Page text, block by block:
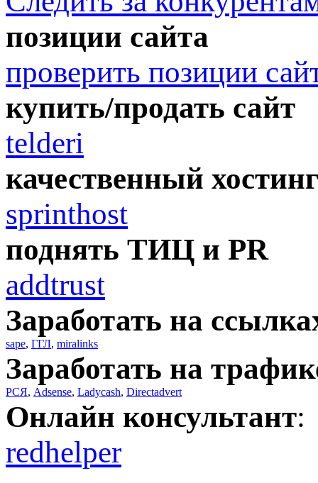
позиции сайта
проверить позиции
купить/продать сайт
telderi
качественный
sprinthost
поднять ТИЦ и PR
addtrust
Заработать на
sape, ГГЛ, miralinks
Заработать на
РСЯ, Adsense, Ladycash, Directadvert
Онлайн консультант:
redhelper